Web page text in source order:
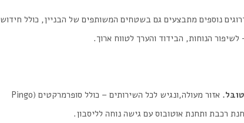
נוספים מתבצעים גם בשטחים המשותפים של הבניין, כולל חידוש
הנוחות, הבידוד והערך לטווח ארוך.
אזור מעולה,ונגיש לכל השירותים – כולל סופרמרקטים (Pingo